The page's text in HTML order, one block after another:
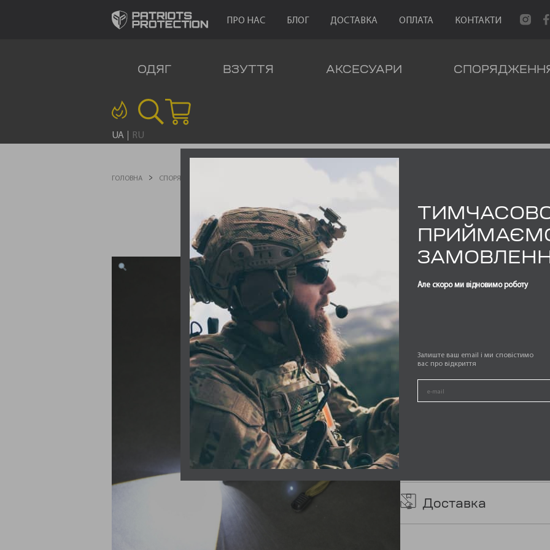
ПРО НАС БЛОГ ДОСТАВКА ОПЛАТА КОНТАКТИ
ОДЯГ ВЗУТТЯ АКСЕСУАРИ
UA RU
ГОЛОВНА СПОРЯДЖЕННЯ
ЛІХТАР ТАКТИЧНИЙ
Ліхтар
тактичний
кількість
Доставка
Але скоро ми відновимо роботу
Залиште ваш email і ми сповістимо
вас про відкриття